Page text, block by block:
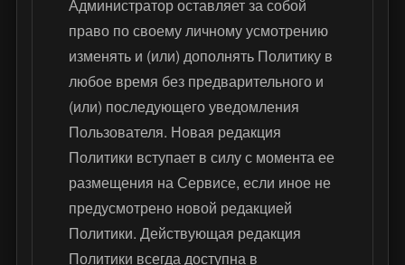
Администратор оставляет за собой
право по своему личному усмотрению
изменять и (или) дополнять Политику в
любое время без предварительного и
(или) последующего уведомления
Пользователя. Новая редакция
Политики вступает в силу с момента ее
размещения на Сервисе, если иное не
предусмотрено новой редакцией
Политики. Действующая редакция
Политики всегда доступна в